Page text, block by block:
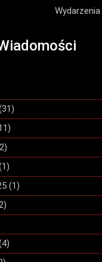
Wydarzenia
(1)